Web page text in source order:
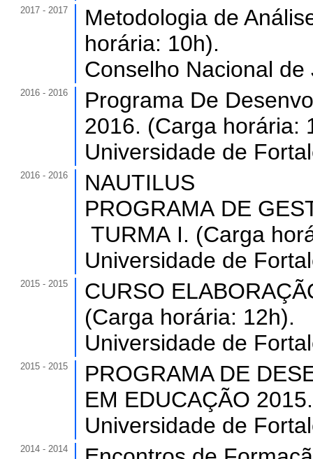
2017 - 2017
Metodologia de
horária: 10h).
Conselho Nacional
2016 - 2016
Programa De
2016. (Carga horária:
Universidade de
2016 - 2016
NAUTILUS ­
PROGRAMA DE
TURMA I. (Carga
Universidade de
2015 - 2015
CURSO
(Carga horária: 12h).
Universidade de
2015 - 2015
PROGRAMA DE
EM EDUCAÇÃO
Universidade de
2014 - 2014